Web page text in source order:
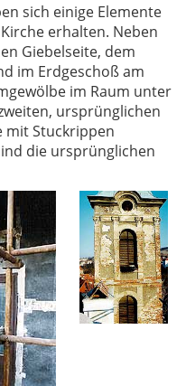
sich einige Elemente
erhalten. Neben
Giebelseite, dem
im Erdgeschoß am
im Raum unter
ursprünglichen
mit Stuckrippen
die ursprünglichen